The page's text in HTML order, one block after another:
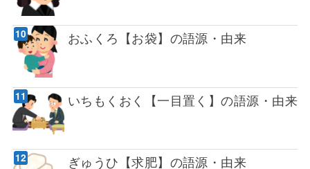
おふくろ【お袋】の語源・由来
いちもくおく【一目置く】の語源・由来
ぎゅうひ【求肥】の語源・由来